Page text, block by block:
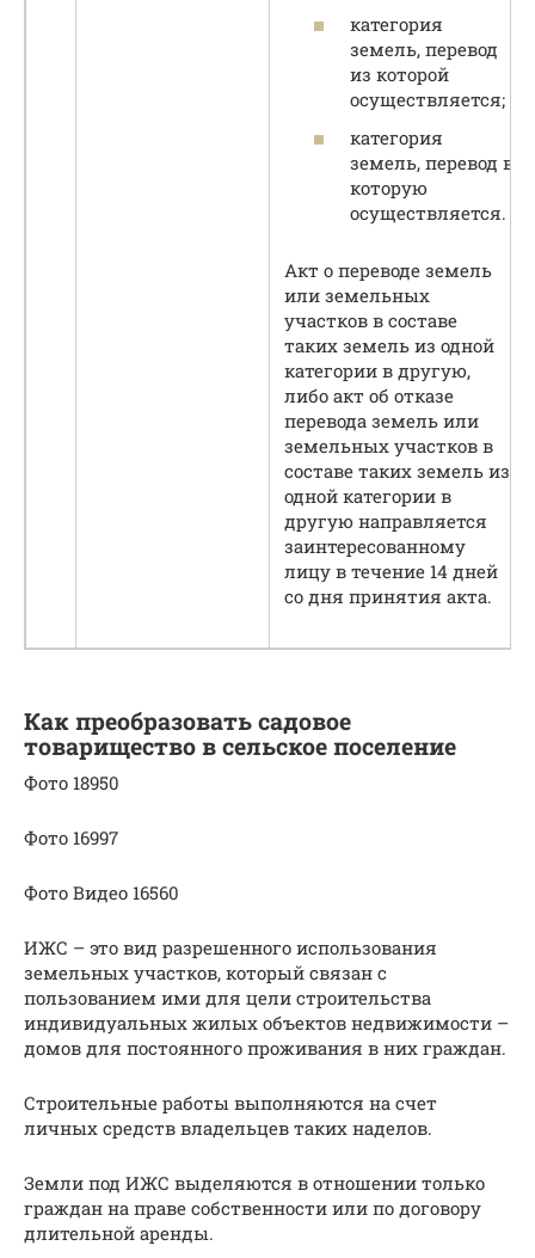
категория
земель, перевод
из которой
осуществляется;
категория
земель, перевод в
которую
осуществляется.
Акт о переводе земель
или земельных
участков в составе
таких земель из одной
категории в другую,
либо акт об отказе
перевода земель или
земельных участков в
составе таких земель из
одной категории в
другую направляется
заинтересованному
лицу в течение 14 дней
со дня принятия акта.
Как преобразовать садовое
товарищество в сельское поселение
Фото 18950
Фото 16997
Фото Видео 16560
ИЖС – это вид разрешенного использования
земельных участков, который связан с
пользованием ими для цели строительства
индивидуальных жилых объектов недвижимости –
домов для постоянного проживания в них граждан.
Строительные работы выполняются на счет
личных средств владельцев таких наделов.
Земли под ИЖС выделяются в отношении только
граждан на праве собственности или по договору
длительной аренды.